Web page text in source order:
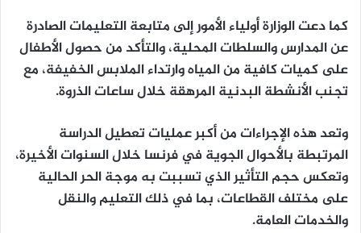
كما دعت الوزارة أولياء الأمور إلى متابعة التعليمات الصادرة
عن المدارس والسلطات المحلية، والتأكد من حصول الأطفال
على كميات كافية من المياه وارتداء الملابس الخفيفة، مع
تجنب الأنشطة البدنية المرهقة خلال ساعات الذروة.
وتعد هذه الإجراءات من أكبر عمليات تعطيل الدراسة
المرتبطة بالأحوال الجوية في فرنسا خلال السنوات الأخيرة،
وتعكس حجم التأثير الذي تسببت به موجة الحر الحالية
على مختلف القطاعات، بما في ذلك التعليم والنقل
والخدمات العامة.